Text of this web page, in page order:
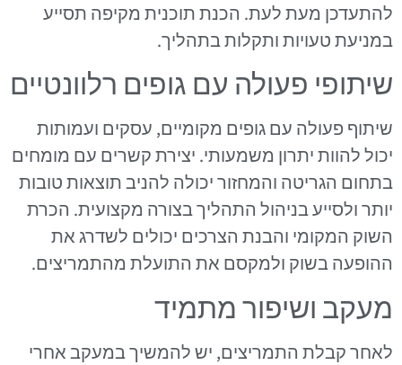
להתעדכן מעת לעת. הכנת תוכנית מקיפה תסייע
במניעת טעויות ותקלות בתהליך.
שיתופי פעולה עם גופים רלוונטיים
שיתוף פעולה עם גופים מקומיים, עסקים ועמותות
יכול להוות יתרון משמעותי. יצירת קשרים עם מומחים
בתחום הגריטה והמחזור יכולה להניב תוצאות טובות
יותר ולסייע בניהול התהליך בצורה מקצועית. הכרת
השוק המקומי והבנת הצרכים יכולים לשדרג את
ההופעה בשוק ולמקסם את התועלת מהתמריצים.
מעקב ושיפור מתמיד
לאחר קבלת התמריצים, יש להמשיך במעקב אחרי